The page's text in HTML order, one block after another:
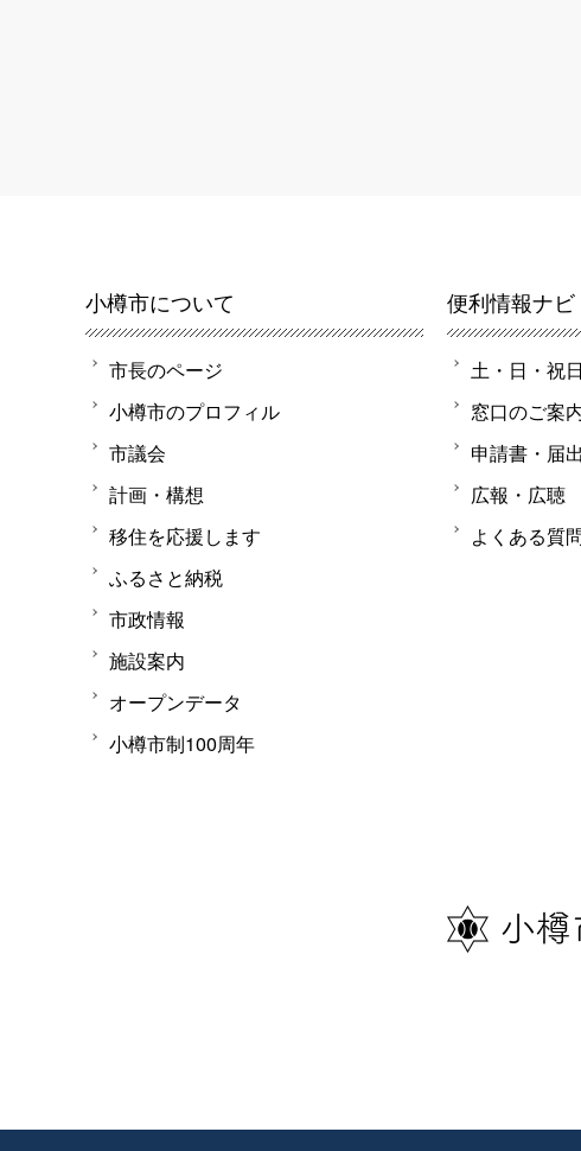
小樽市について
市長のページ
小樽市のプロフィル
市議会
計画・構想
移住を応援します
ふるさと納税
市政情報
施設案内
オープンデータ
小樽市制100周年
便利情報ナビ
土・日・祝
窓口のご案
申請書・届
広報・広聴
よくある質